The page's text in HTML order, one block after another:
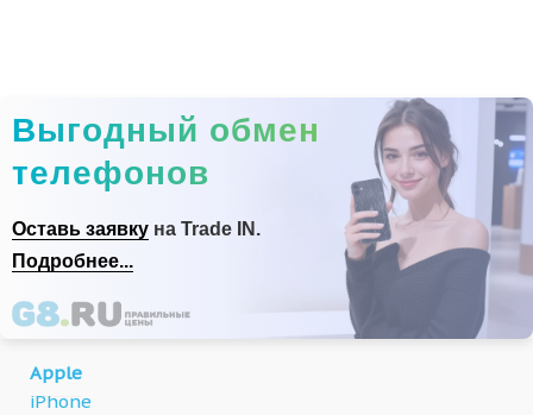
Выгодный обмен
телефонов
Оставь заявку на Trade IN.
Подробнее...
Apple
iPhone